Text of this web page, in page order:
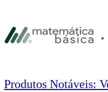
Pular Rodapé
Produtos Notáveis: